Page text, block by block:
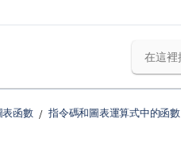
函數 指令碼和圖表運算式中的函數